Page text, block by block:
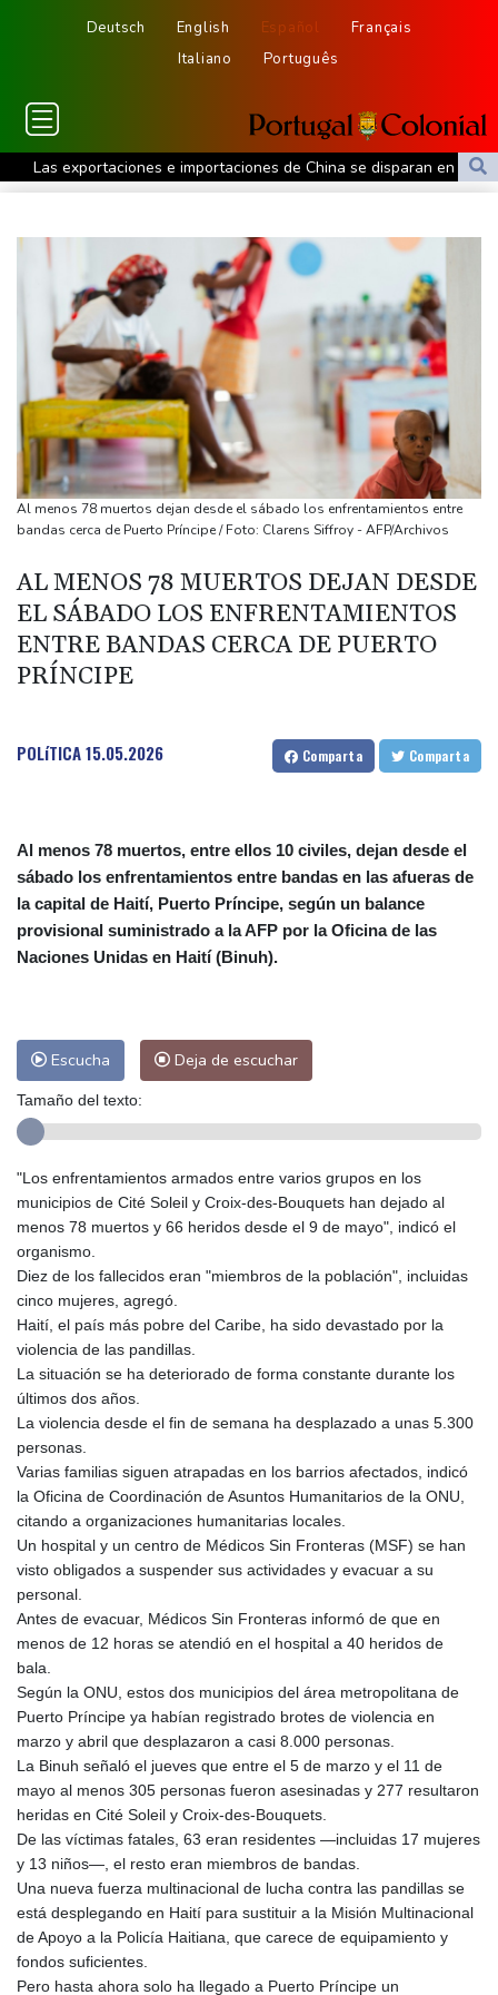
Deutsch English Español
Français
Italiano
Português
Las exportaciones e importaciones de China se disparan en julio
Países del Pacífico fracasan en lograr una declaración contra
Partidos políticos españoles piden excluir a Marruecos de la
organización del Mundial de 2030
Manifestantes chocan con la policía en Argentina por un
proyecto de ley a favor de la propiedad privada
Un sospechoso de un incendio en el noroeste de EEUU confiesa
haber causado las llamas
La familia de una exjueza presa por causas políticas pide cerrar
su caso por una grave enfermedad
Los niños migrantes, en riesgo de sufrir abusos en las calles de
Ceuta, alertan las oenegés
La sequía de las tierras agrícolas en Reino Unido amenaza la
seguridad alimentaria
Las ganancias de Petrobras se duplican por una producción
récord y los precios del petróleo
Al menos 78 muertos dejan desde el sábado los enfrentamientos entre
bandas cerca de Puerto Príncipe / Foto: Clarens Siffroy - AFP/Archivos
AL MENOS 78 MUERTOS DEJAN DESDE
EL SÁBADO LOS ENFRENTAMIENTOS
ENTRE BANDAS CERCA DE PUERTO
PRÍNCIPE
POLíTICA15.05.2026 Comparta Comparta
Al menos 78 muertos, entre ellos 10 civiles, dejan desde el
sábado los enfrentamientos entre bandas en las afueras de
la capital de Haití, Puerto Príncipe, según un balance
provisional suministrado a la AFP por la Oficina de las
Naciones Unidas en Haití (Binuh).
Escucha Deja de escuchar
Tamaño del texto:
"Los enfrentamientos armados entre varios grupos en los
municipios de Cité Soleil y Croix-des-Bouquets han dejado al
menos 78 muertos y 66 heridos desde el 9 de mayo", indicó el
organismo.
Diez de los fallecidos eran "miembros de la población", incluidas
cinco mujeres, agregó.
Haití, el país más pobre del Caribe, ha sido devastado por la
violencia de las pandillas.
La situación se ha deteriorado de forma constante durante los
últimos dos años.
La violencia desde el fin de semana ha desplazado a unas 5.300
personas.
Varias familias siguen atrapadas en los barrios afectados, indicó
la Oficina de Coordinación de Asuntos Humanitarios de la ONU,
citando a organizaciones humanitarias locales.
Un hospital y un centro de Médicos Sin Fronteras (MSF) se han
visto obligados a suspender sus actividades y evacuar a su
personal.
Antes de evacuar, Médicos Sin Fronteras informó de que en
menos de 12 horas se atendió en el hospital a 40 heridos de
bala.
Según la ONU, estos dos municipios del área metropolitana de
Puerto Príncipe ya habían registrado brotes de violencia en
marzo y abril que desplazaron a casi 8.000 personas.
La Binuh señaló el jueves que entre el 5 de marzo y el 11 de
mayo al menos 305 personas fueron asesinadas y 277 resultaron
heridas en Cité Soleil y Croix-des-Bouquets.
De las víctimas fatales, 63 eran residentes —incluidas 17 mujeres
y 13 niños—, el resto eran miembros de bandas.
Una nueva fuerza multinacional de lucha contra las pandillas se
está desplegando en Haití para sustituir a la Misión Multinacional
de Apoyo a la Policía Haitiana, que carece de equipamiento y
fondos suficientes.
Pero hasta ahora solo ha llegado a Puerto Príncipe un